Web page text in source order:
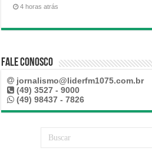
4 horas atrás
Fale Conosco
jornalismo@liderfm1075.com.br
(49) 3527 - 9000
(49) 98437 - 7826